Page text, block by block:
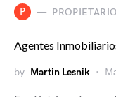
P PROPIETARIO
Agentes
by Martin Lesnik